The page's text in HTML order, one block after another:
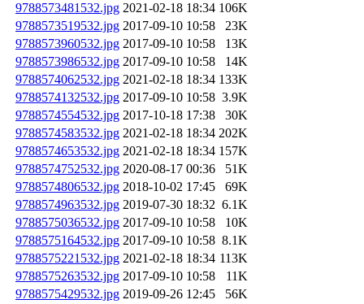
9788573481532.jpg 2021-02-18 18:34 106K
9788573519532.jpg 2017-09-10 10:58
23K
9788573960532.jpg 2017-09-10 10:58
13K
9788573986532.jpg 2017-09-10 10:58
14K
9788574062532.jpg 2021-02-18 18:34 133K
9788574132532.jpg 2017-09-10 10:58 3.9K
9788574554532.jpg 2017-10-18 17:38
30K
9788574583532.jpg 2021-02-18 18:34 202K
9788574653532.jpg 2021-02-18 18:34 157K
9788574752532.jpg 2020-08-17 00:36
51K
9788574806532.jpg 2018-10-02 17:45
69K
9788574963532.jpg 2019-07-30 18:32 6.1K
9788575036532.jpg 2017-09-10 10:58
10K
9788575164532.jpg 2017-09-10 10:58 8.1K
9788575221532.jpg 2021-02-18 18:34 113K
9788575263532.jpg 2017-09-10 10:58
11K
9788575429532.jpg 2019-09-26 12:45
56K